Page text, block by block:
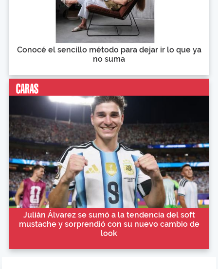
Conocé el sencillo método para dejar ir lo que ya
no suma
Julián Álvarez se sumó a la tendencia del soft
mustache y sorprendió con su nuevo cambio de
look